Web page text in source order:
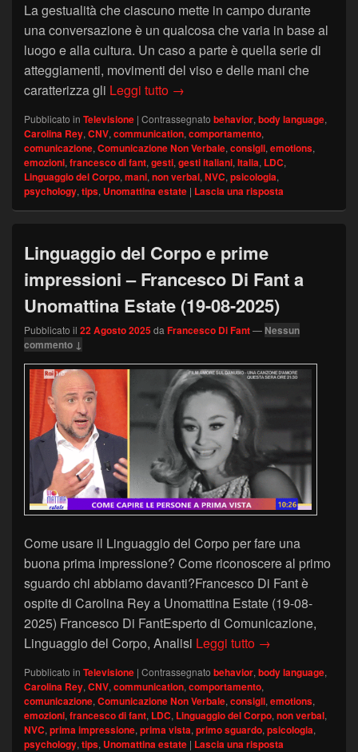
La gestualità che ciascuno mette in campo durante
una conversazione è un qualcosa che varia in base al
luogo e alla cultura. Un caso a parte è quella serie di
atteggiamenti, movimenti del viso e delle mani che
caratterizza gli Leggi tutto I gesti degli italiani – Francesco
→
Pubblicato in Televisione | Contrassegnato behavior, body language,
Carolina Rey, CNV, communication, comportamento,
comunicazione, Comunicazione Non Verbale, consigli, emotions,
emozioni, francesco di fant, gesti, gesti italiani, Italia, LDC,
Linguaggio del Corpo, mani, non verbal, NVC, psicologia,
psychology, tips, Unomattina estate | Lascia una risposta
Linguaggio del Corpo e prime
impressioni – Francesco Di Fant a
Unomattina Estate (19-08-2025)
Pubblicato il 22 Agosto 2025da Francesco Di Fant— Nessun
commento ↓
Come usare il Linguaggio del Corpo per fare una
buona prima impressione? Come riconoscere al primo
sguardo chi abbiamo davanti?Francesco Di Fant è
ospite di Carolina Rey a Unomattina Estate (19-08-
2025) Francesco Di FantEsperto di Comunicazione,
Linguaggio del Corpo, Analisi Leggi tutto Linguaggio del
→
Pubblicato in Televisione | Contrassegnato behavior, body language,
Carolina Rey, CNV, communication, comportamento,
comunicazione, Comunicazione Non Verbale, consigli, emotions,
emozioni, francesco di fant, LDC, Linguaggio del Corpo, non verbal,
NVC, prima impressione, prima vista, primo sguardo, psicologia,
psychology, tips, Unomattina estate | Lascia una risposta